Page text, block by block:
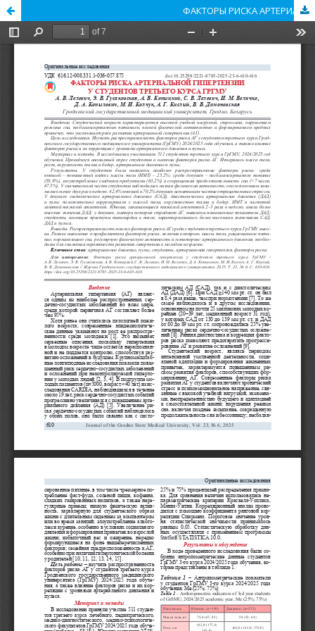
ФАКТОРЫ РИСКА АРТЕРИАЛЬНОЙ ГИПЕРТЕНЗИИ У СТУДЕНТОВ ТРЕТЬЕГО КУРСА ГРГМУ